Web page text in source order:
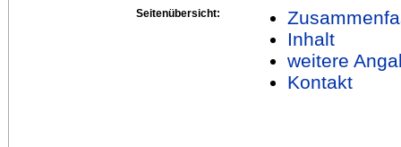
Seitenübersicht:
Inhalt
weitere
Kontakt